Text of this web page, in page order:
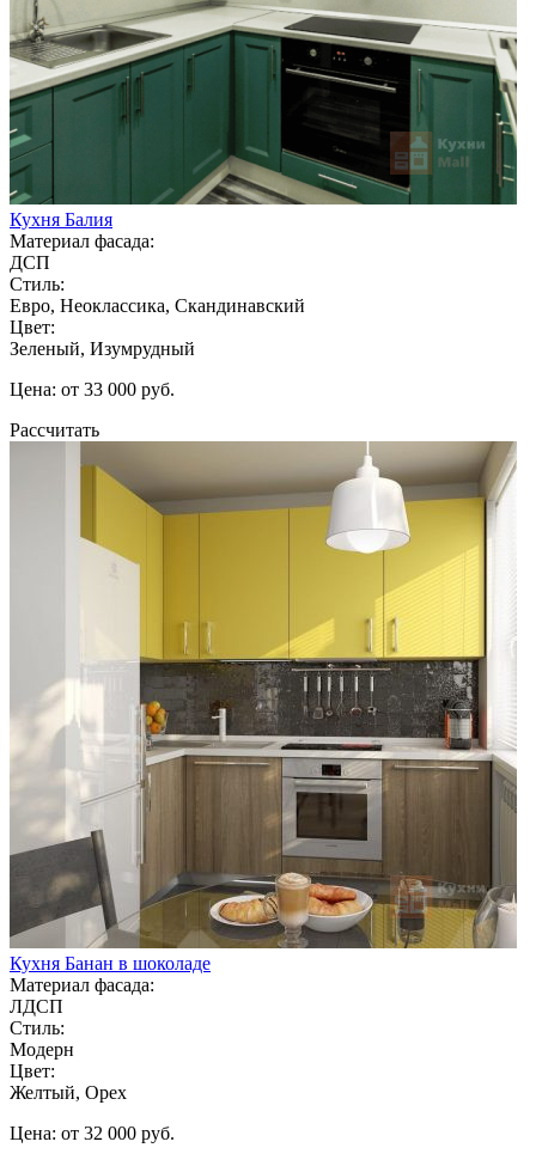
Кухня Балия
Материал фасада:
ДСП
Стиль:
Евро, Неоклассика, Скандинавский
Цвет:
Зеленый, Изумрудный
Цена: от 33 000 руб.
Рассчитать
Кухня Банан в шоколаде
Материал фасада:
ЛДСП
Стиль:
Модерн
Цвет:
Желтый, Орех
Цена: от 32 000 руб.